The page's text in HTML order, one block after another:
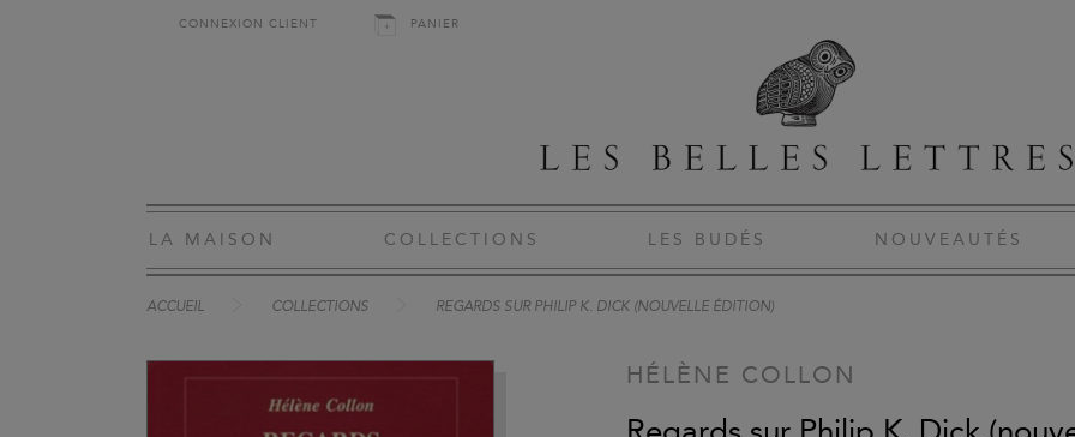
CONNEXION CLIENT PANIER
LA MAISON COLLECTIONS LES BUDÉS NOUVEAUTÉS
ACCUEIL COLLECTIONS REGARDS SUR PHILIP K. DICK (NOUVELLE ÉDITION)
HÉLÈNE COLLON